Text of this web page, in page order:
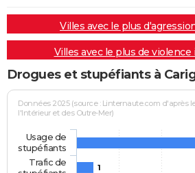
Villes avec le plus
Villes avec le plus de
Drogues et stupéfiants à
Données 2025 (source : Linternaute.com d'après
l'Intérieur et des Outre-Mer)
1
Usage de
stupéfiants
Trafic de